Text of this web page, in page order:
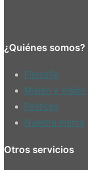
¿Quiénes somos?
Filosofia
Misión y Visión
Politicas
Nuestra marca
Otros servicios